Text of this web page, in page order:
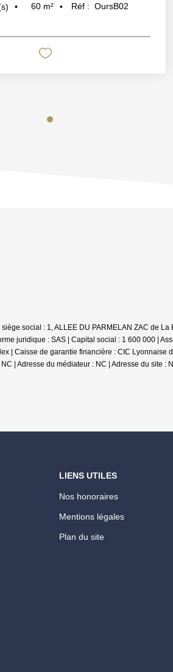
60 m² Réf : OursB02
social : 1, ALLEE DU PARMELAN ZAC de La
juridique : SAS | Capital social : 1 600 000 |
| Caisse de garantie financière : CIC Lyonnaise
| Adresse du médiateur : NC | Adresse du site :
LIENS UTILES
Nos honoraires
Mentions légales
Plan du site